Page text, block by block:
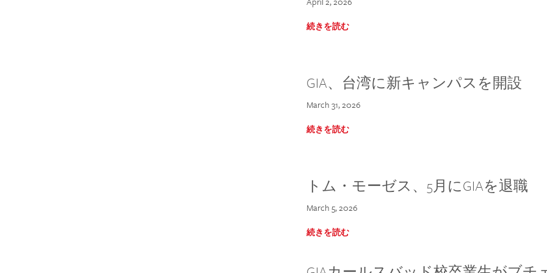
続きを読む
GIA、台湾に新キャンパスを開設
March 31, 2026
続きを読む
トム・モーゼス、5月にGIAを退職
March 5, 2026
続きを読む